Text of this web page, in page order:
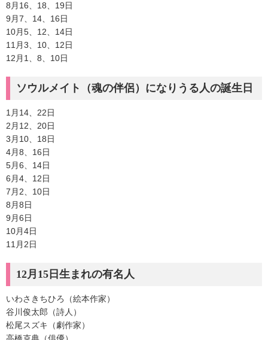
8月16、18、19日
9月7、14、16日
10月5、12、14日
11月3、10、12日
12月1、8、10日
ソウルメイト（魂の伴侶）になりうる人の誕生日
1月14、22日
2月12、20日
3月10、18日
4月8、16日
5月6、14日
6月4、12日
7月2、10日
8月8日
9月6日
10月4日
11月2日
12月15日生まれの有名人
いわさきちひろ（絵本作家）
谷川俊太郎（詩人）
松尾スズキ（劇作家）